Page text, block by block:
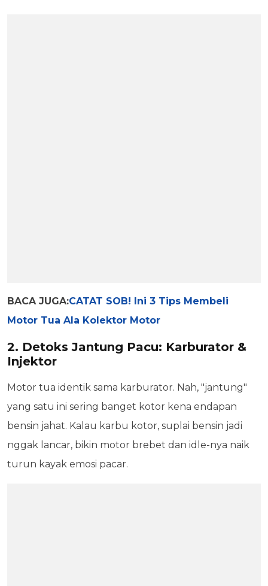
BACA JUGA:CATAT SOB! Ini 3 Tips Membeli
Motor Tua Ala Kolektor Motor
2. Detoks Jantung Pacu: Karburator &
Injektor
Motor tua identik sama karburator. Nah, "jantung"
yang satu ini sering banget kotor kena endapan
bensin jahat. Kalau karbu kotor, suplai bensin jadi
nggak lancar, bikin motor brebet dan idle-nya naik
turun kayak emosi pacar.